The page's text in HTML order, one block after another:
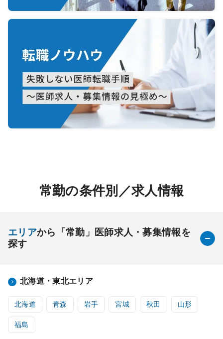
常勤の条件別／求人情報
エリアから「常勤」医師求人・募集情報を
探す
北海道・東北エリア
北海道 青森 岩手 宮城 秋田 山形
福島